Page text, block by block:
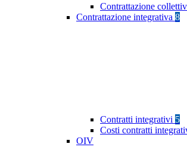
Contrattazione
Contrattazione integrativa 8
Contratti integrativi 5
Costi contratti
OIV